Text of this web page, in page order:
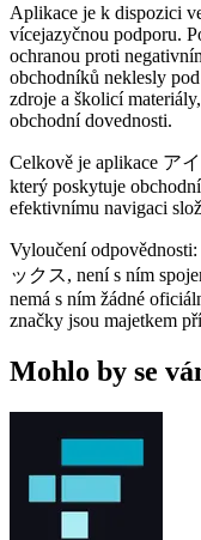
Aplikace je k dispozici
vícejazyčnou podporu.
ochranou proti
obchodníků neklesly
zdroje a školicí
obchodní dovednosti.
Celkově je aplikace ア
který poskytuje
efektivnímu navigaci
Vyloučení
ックス, není s ním
nemá s ním žádné
značky jsou majetkem
Mohlo by se